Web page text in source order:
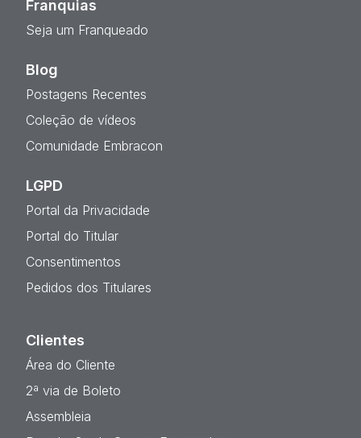
Franquias
Seja um Franqueado
Blog
Postagens Recentes
Coleção de vídeos
Comunidade Embracon
LGPD
Portal da Privacidade
Portal do Titular
Consentimentos
Pedidos dos Titulares
Clientes
Área do Cliente
2ª via de Boleto
Assembleia